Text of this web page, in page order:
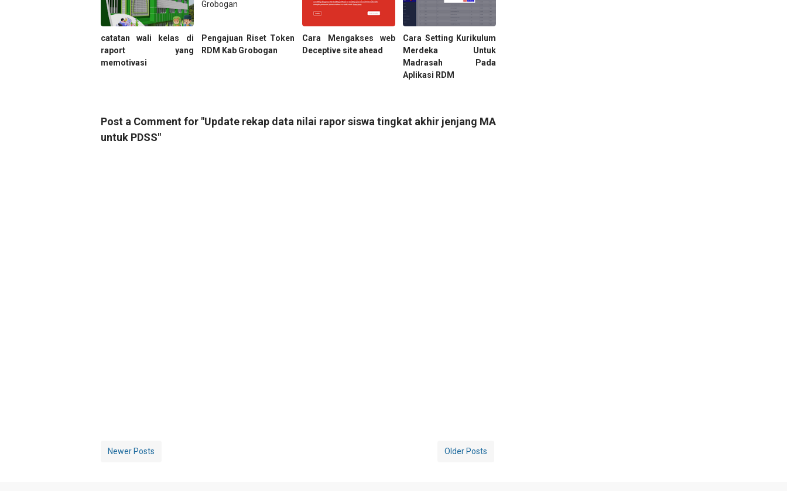
catatan wali kelas di
raport yang
memotivasi
Pengajuan Riset Token
RDM Kab Grobogan
Cara Mengakses web
Deceptive site ahead
Cara Setting Kurikulum
Merdeka Untuk
Madrasah Pada
Aplikasi RDM
Post a Comment for "Update rekap data nilai rapor siswa tingkat akhir jenjang MA
untuk PDSS"
Newer Posts Older Posts